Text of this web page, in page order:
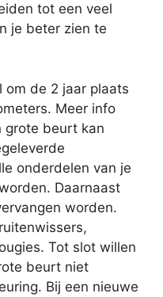
tot een veel
je beter zien te
om de 2 jaar plaats
Meer info
grote beurt kan
onderdelen van je
Daarnaast
worden.
Tot slot willen
beurt niet
Bij een nieuwe